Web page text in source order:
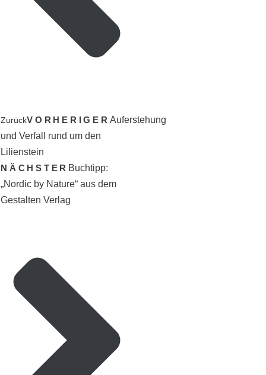
ZurückVORHERIGER Auferstehung
und Verfall rund um den
Lilienstein
NÄCHSTER Buchtipp:
„Nordic by Nature“ aus dem
Gestalten Verlag